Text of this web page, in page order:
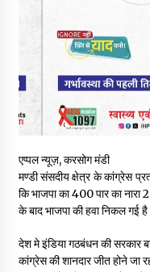
शिमला
6 साल में
संसद में दी
07/
रूपी भावा
06/
06/
एप्पल न्यूज़, करसोग मंडी
मण्डी संसदीय क्षेत्र के कांग्रेस
कि भाजपा का 400 पार का
के बाद भाजपा की हवा निकल गई
देश मे इंडिया गठबंधन की सरकार
कांग्रेस की शानदार जीत होने जा